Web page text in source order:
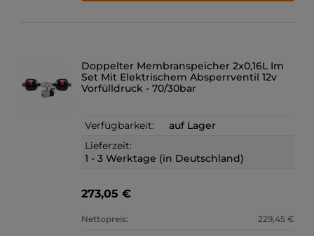
Doppelter Membranspeicher 2x0,16L Im
Set Mit Elektrischem Absperrventil 12v
Vorfülldruck - 70/30bar
Verfügbarkeit:
auf Lager
Lieferzeit:
1 - 3 Werktage (in Deutschland)
273,05 €
Nettopreis: 229,45 €